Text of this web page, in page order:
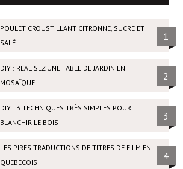
POULET CROUSTILLANT CITRONNÉ, SUCRÉ ET
SALÉ
1
DIY : RÉALISEZ UNE TABLE DE JARDIN EN
MOSAÏQUE
2
DIY : 3 TECHNIQUES TRÈS SIMPLES POUR
BLANCHIR LE BOIS
3
LES PIRES TRADUCTIONS DE TITRES DE FILM EN
QUÉBÉCOIS
4